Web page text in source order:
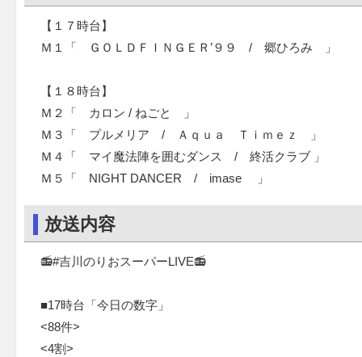
【１７時台】
Ｍ１「 ＧＯＬＤＦＩＮＧＥＲ’９９ / 郷ひろみ 」
【１８時台】
Ｍ２「 カロン / ねごと 」
Ｍ３「 プルメリア / Ａｑｕａ Ｔｉｍｅｚ 」
Ｍ４「 マイ魔法陣を囲むダンス / 終活クラブ 」
Ｍ５「 NIGHT DANCER / imase 」
放送内容
📻#吉川のりおスーパーLIVE📻
■17時台「今日の数字」
<88件>
<4割>